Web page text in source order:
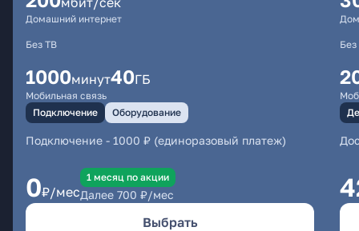
Домашний интернет
Без ТВ
1000минут40ГБ
Мобильная связь
Подключение
Оборудование
Подключение - 1000 ₽ (единоразовый платеж)
0₽/мес
1 месяц по акции
Далее 700 ₽/мес
Выбрать